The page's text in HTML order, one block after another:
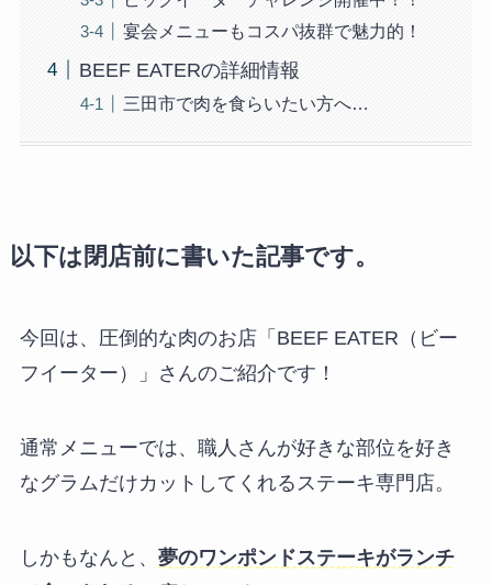
宴会メニューもコスパ抜群で魅力的！
BEEF EATERの詳細情報
三田市で肉を食らいたい方へ…
以下は閉店前に書いた記事です。
今回は、圧倒的な肉のお店「BEEF EATER（ビー
フイーター）」さんのご紹介です！
通常メニューでは、職人さんが好きな部位を好き
なグラムだけカットしてくれるステーキ専門店。
しかもなんと、 夢のワンポンドステーキがランチ